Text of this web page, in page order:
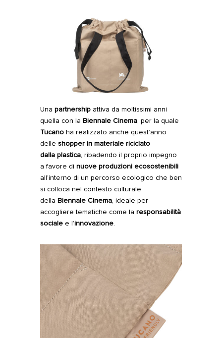
Una partnershipattiva da moltissimi anni
quella con la Biennale Cinema, per la quale
Tucanoha realizzato anche quest’anno
delle shopper in materiale riciclato
dalla plastica, ribadendo il proprio impegno
a favore di nuove produzioni ecosostenibili
all’interno di un percorso ecologico che ben
si colloca nel contesto culturale
della Biennale Cinema, ideale per
accogliere tematiche come la responsabilità
socialee l’innovazione.